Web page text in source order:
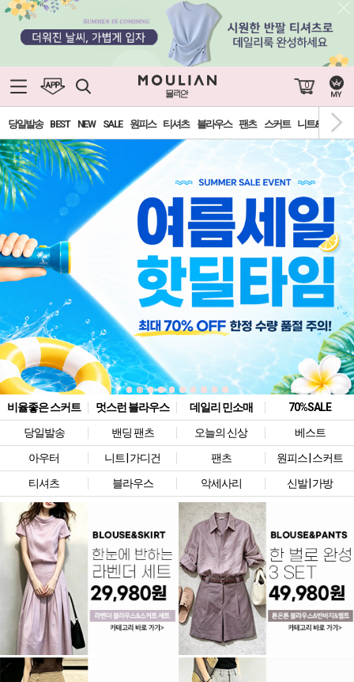
0
당일발송 BEST NEW SALE 원피스 티셔츠 블라우스 팬츠 스커트 니트&가디건
비율좋은 스커트 멋스런 블라우스 데일리 민소매
70%SALE
당일발송
밴딩 팬츠 오늘의 신상
베스트
아우터
니트 | 가디건 팬츠
원피스 | 스커트
티셔츠
블라우스 악세사리 신발 | 가방